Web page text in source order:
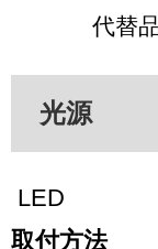
代替
光源
LED
取付方法